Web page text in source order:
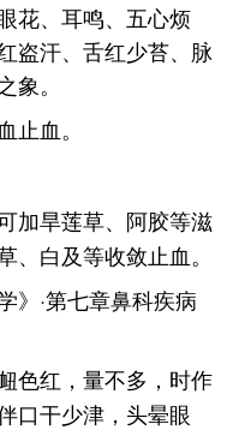
花、耳鸣、五心烦
盗汗、舌红少苔、脉
。
止血。
加旱莲草、阿胶等滋
白及等收敛止血。
》·第七章鼻科疾病
色红，量不多，时作
口干少津，头晕眼